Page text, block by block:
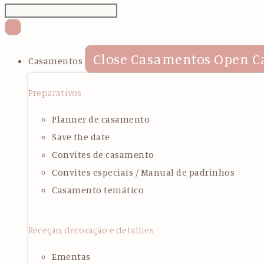
Casamentos Close Casamentos Open
Preparativos
Planner de casamento
Save the date
Convites de casamento
Convites especiais / Manual de padrinhos
Casamento temático
Receção, decoração e detalhes
Ementas